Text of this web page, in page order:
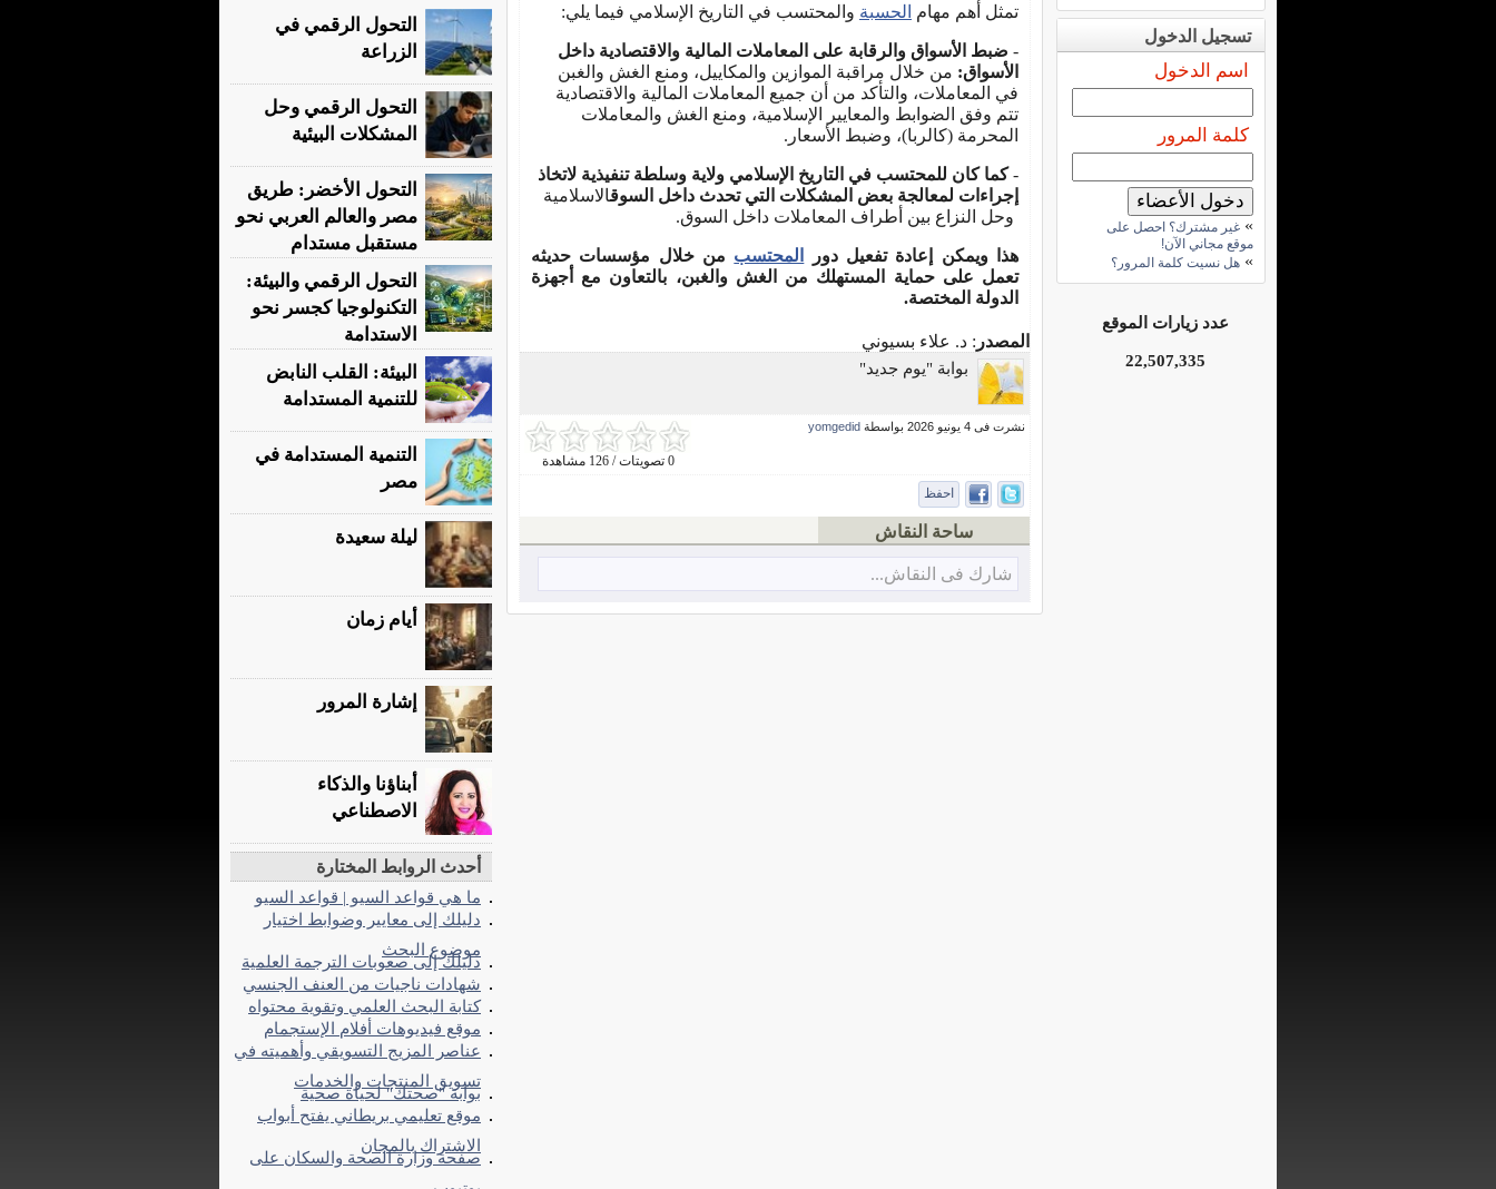
تمثل أهم مهام الحسبة والمحتسب في التاريخ الإسلامي فيما يلي:
- ضبط الأسواق و الرقابة على المعاملات المالية والاقتصادية داخل
الأسواق: من خلال مراقبة الموازين والمكاييل، ومنع الغش والغبن
في المعاملات، والتأكد من أن جميع المعاملات المالية والاقتصادية
تتم وفق الضوابط والمعايير الإسلامية، ومنع الغش والمعاملات
المحرمة (كالربا)، وضبط الأسعار.
-كما كان للمحتسب في التاريخ الإسلامي ولاية وسلطة تنفيذية لاتخاذ
إجراءات لمعالجة بعض لمشكلات التي تحدث داخل السوقالاسلامية
وحل النزاع بين أطراف المعاملات داخل السوق.
هذا ويمكن إعادة تفعيل دور المحتسب من خلال مؤسسات حديثه
تعمل على حماية المستهلك من الغش والغبن، بالتعاون مع أجهزة
الدولة المختصة.
المصدر : د. علاء بسيوني
بوابة "يوم جديد"
0 تصويتات / 126 مشاهدة
نشرت فى 4 يونيو 2026 بواسطة yomgedid
احفظ
ساحة النقاش
شارك فى النقاش...
تسجيل الدخول
اسم الدخول
كلمة المرور
» غير مشترك؟ احصل على
موقع مجاني الآن!
» هل نسيت كلمة المرور؟
عدد زيارات الموقع
22,507,335
التحول الرقمي في
الزراعة
التحول الرقمي وحل
المشكلات البيئية
التحول الأخضر: طريق
مصر والعالم العربي نحو
مستقبل مستدام
التحول الرقمي والبيئة:
التكنولوجيا كجسر نحو
الاستدامة
البيئة: القلب النابض
للتنمية المستدامة
التنمية المستدامة في
مصر
ليلة سعيدة
أيام زمان
إشارة المرور
أبناؤنا والذكاء
الاصطناعي
أحدث الروابط المختارة
ما هي قواعد السيو | قواعد السيو
دليلك إلى معايير وضوابط اختيار
موضوع البحث
دليلك إلى صعوبات الترجمة العلمية
شهادات ناجيات من العنف الجنسي
كتابة البحث العلمي وتقوية محتواه
موقع فيديوهات أفلام الإستجمام
عناصر المزيج التسويقي وأهميته في
تسويق المنتجات والخدمات
بوابة "صحتك" لحياة صحية
موقع تعليمي بريطاني يفتح أبواب
الاشتراك بالمجان
صفحة وزارة الصحة والسكان على